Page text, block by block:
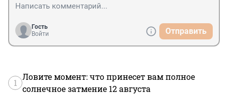
Гость
Войти
Отправить
1
Ловите момент: что принесет вам полное
солнечное затмение 12 августа